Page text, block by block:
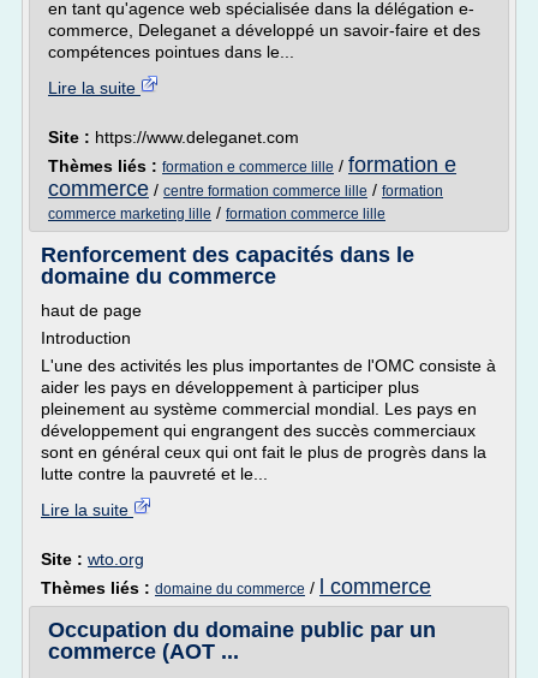
en tant qu'agence web spécialisée dans la délégation e-
commerce, Deleganet a développé un savoir-faire et des
compétences pointues dans le...
Lire la suite
Site : https://www.deleganet.com
Thèmes liés : formation e commerce lille / formation e
commerce / centre formation commerce lille / formation
commerce marketing lille / formation commerce lille
Renforcement des capacités dans le
domaine du commerce
haut de page
Introduction
L'une des activités les plus importantes de l'OMC consiste à
aider les pays en développement à participer plus
pleinement au système commercial mondial. Les pays en
développement qui engrangent des succès commerciaux
sont en général ceux qui ont fait le plus de progrès dans la
lutte contre la pauvreté et le...
Lire la suite
Site : wto.org
Thèmes liés : domaine du commerce /
l commerce
Occupation du domaine public par un
commerce (AOT ...